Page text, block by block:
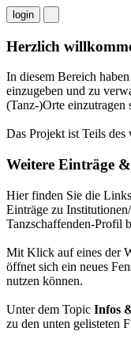
login
Herzlich
In diesem Bereich
einzugeben und zu
(Tanz-)Orte einzutragen
Das Projekt ist Teils des
Weitere Einträge
Hier finden Sie die
Einträge zu
Tanzschaffenden-Profil
Mit Klick auf eines der
öffnet sich ein neues
nutzen können.
Unter dem Topic Infos
zu den unten gelisteten